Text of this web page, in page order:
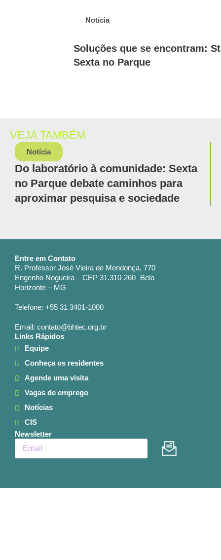
Notícia
Soluções que se encontram:
Sexta no Parque
VEJA TAMBÉM
Notícia
Do laboratório à comunidade: Sexta
no Parque debate caminhos para
aproximar pesquisa e sociedade
Entre em Contato
R. Professor José Vieira de Mendonça, 770
Engenho Nogueira – CEP 31.310-260 Belo
Horizonte – MG
Telefone: +55 31 3401-1000
Email: contato@bhtec.org.br
Links Rápidos
Equipe
Conheça os residentes
Agende uma visita
Vagas de emprego
Notícias
CIS
Newsletter
Enviar